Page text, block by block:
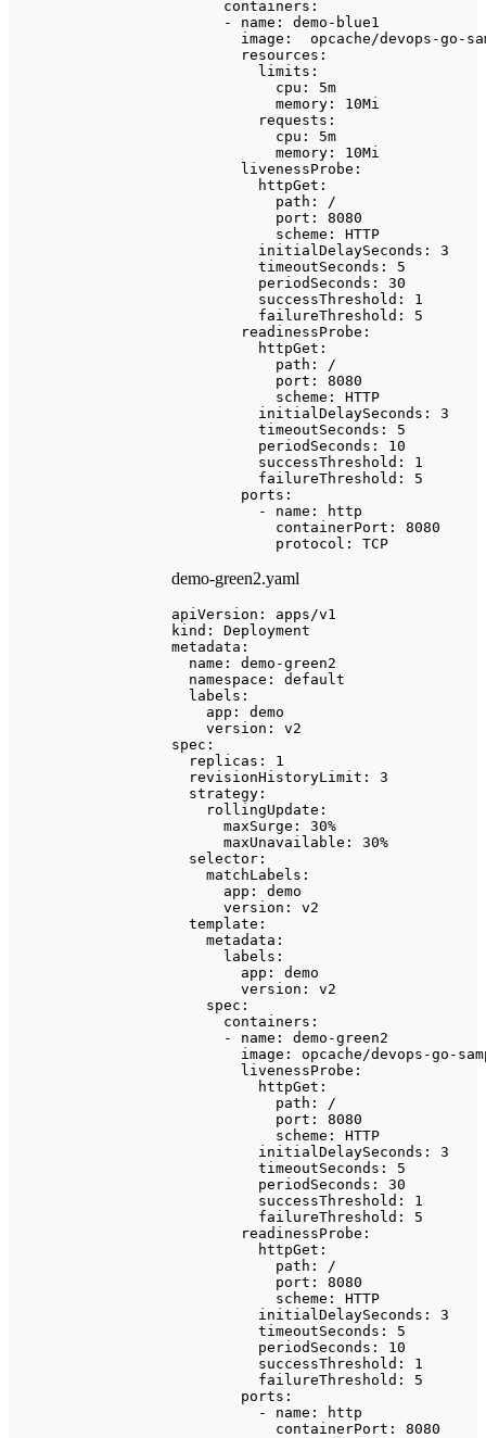
      containers:
      - name: demo-blue1
image:  opcache/devops-go-
        resources:
          limits:
            cpu: 5m
            memory: 10Mi
          requests:
            cpu: 5m
            memory: 10Mi
        livenessProbe:
          httpGet:
            path: /
            port: 8080
            scheme: HTTP
          initialDelaySeconds: 3
          timeoutSeconds: 5
          periodSeconds: 30
          successThreshold: 1
          failureThreshold: 5
        readinessProbe:
          httpGet:
            path: /
            port: 8080
            scheme: HTTP
          initialDelaySeconds: 3
          timeoutSeconds: 5
          periodSeconds: 10
          successThreshold: 1
          failureThreshold: 5
        ports:
          - name: http
            containerPort: 8080
demo-green2.yaml
apiVersion: apps/v1
kind: Deployment
metadata:
  name: demo-green2
  namespace: default
  labels:
    app: demo
    version: v2
spec:
  replicas: 1
  revisionHistoryLimit: 3
  strategy:
    rollingUpdate:
      maxSurge: 30%
      maxUnavailable: 30%
  selector:
    matchLabels:
      app: demo
      version: v2
  template:
    metadata:
      labels:
        app: demo
        version: v2
    spec:
      containers:
      - name: demo-green2
image: opcache/devops-go-
        livenessProbe:
          httpGet:
            path: /
            port: 8080
            scheme: HTTP
          initialDelaySeconds: 3
          timeoutSeconds: 5
          periodSeconds: 30
          successThreshold: 1
          failureThreshold: 5
        readinessProbe:
          httpGet:
            path: /
            port: 8080
            scheme: HTTP
          initialDelaySeconds: 3
          timeoutSeconds: 5
          periodSeconds: 10
          successThreshold: 1
          failureThreshold: 5
        ports:
          - name: http
            containerPort: 8080